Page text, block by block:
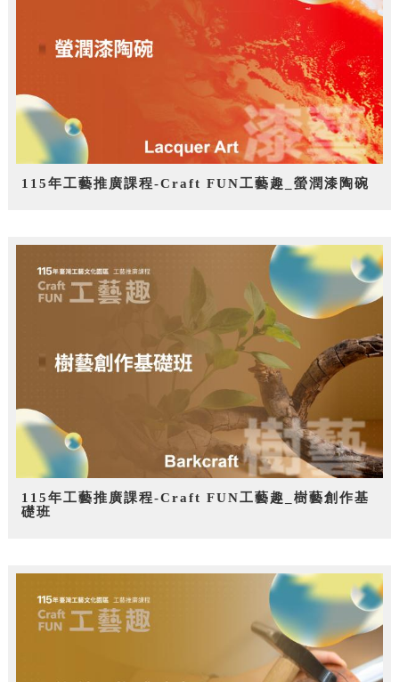
115年工藝推廣課程-Craft FUN工藝趣_螢潤漆陶碗
115年工藝推廣課程-Craft FUN工藝趣_樹藝創作基
礎班